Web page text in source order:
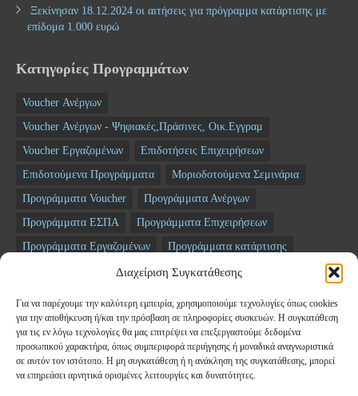
Διαχείριση Συγκατάθεσης
Για να παρέχουμε την καλύτερη εμπειρία, χρησιμοποιούμε τεχνολογίες όπως cookies
για την αποθήκευση ή/και την πρόσβαση σε πληροφορίες συσκευών. Η συγκατάθεση
για τις εν λόγω τεχνολογίες θα μας επιτρέψει να επεξεργαστούμε δεδομένα
προσωπικού χαρακτήρα, όπως συμπεριφορά περιήγησης ή μοναδικά αναγνωριστικά
σε αυτόν τον ιστότοπο. Η μη συγκατάθεση ή η ανάκληση της συγκατάθεσης, μπορεί
να επηρεάσει αρνητικά ορισμένες λειτουργίες και δυνατότητες.
Ξεκίνησαν 18.12.2024 οι αιτήσεις για πρόγραμμα κατάρτισης με
επίδομα 1.000 ευρώ
Κατηγορίες Προγραμμάτων
Voucher Ανέργων
Voucher Ανέργων - Ψηφιακές,Πράσινες, Οικ.Εγγραμ
Voucher Εργαζομένων
Επιδοτήσεις Επιχειρήσεων
Επιδοτούμενα Προγράμματα
Μοριοδοτούμενα Σεμινάρια
Προγράμματα Voucher
Προγράμματα Ανέργων
Προγράμματα ΕΣΠΑ
Προγράμματα Επιχειρήσεων
Προγράμματα Εργαζομένων
Προγράμματα κατάρτισης
ΤΑΜΕΙΟ ΑΝΑΚΑΜΨΗΣ
Newsletter
Email*